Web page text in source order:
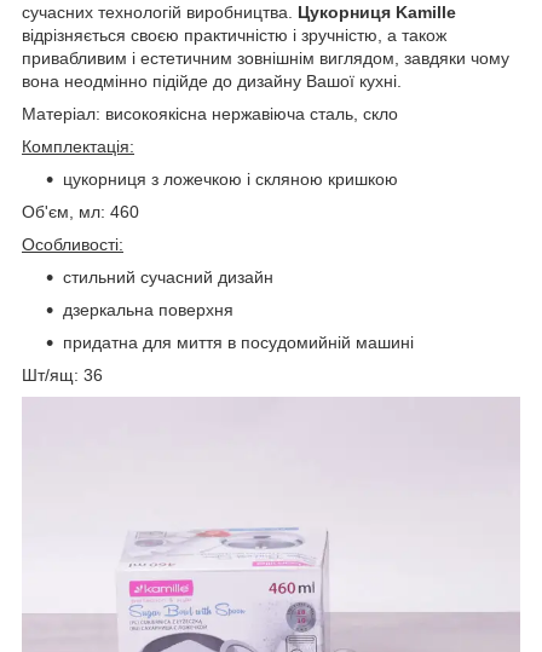
сучасних технологій виробництва. Цукорниця Kamille
відрізняється своєю практичністю і зручністю, а також
привабливим і естетичним зовнішнім виглядом, завдяки чому
вона неодмінно підійде до дизайну Вашої кухні.
Матеріал: високоякісна нержавіюча сталь, скло
Комплектація:
цукорниця з ложечкою і скляною кришкою
Об'єм, мл: 460
Особливості:
стильний сучасний дизайн
дзеркальна поверхня
придатна для миття в посудомийній машині
Шт/ящ: 36